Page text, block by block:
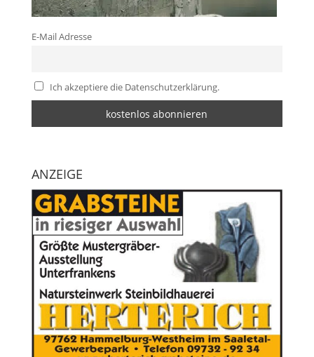
E-Mail Adresse
Ich akzeptiere die Datenschutzerklärung.
ANZEIGE